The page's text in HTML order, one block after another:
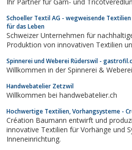
Schoeller Textil AG - wegweisende
für das Leben
Schweizer Unternehmen für
Produktion von innovativen Textilien
Spinnerei und Weberei Rüderswil -
Willkommen in der Spinnerei &
Handwebatelier Zetzwil
Willkommen bei handwebatelier.ch
Hochwertige Textilien, Vorhangsysteme -
Création Baumann entwirft und
innovative Textilien für Vorhänge und
Inneneinrichtung.